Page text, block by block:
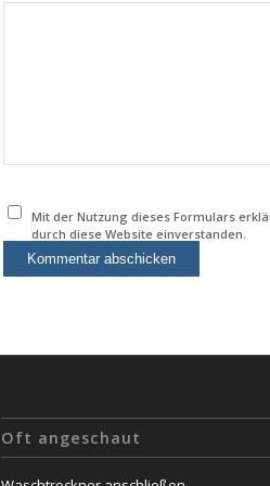
Mit der Nutzung dieses Formulars
durch diese Website einverstanden.
Oft angeschaut